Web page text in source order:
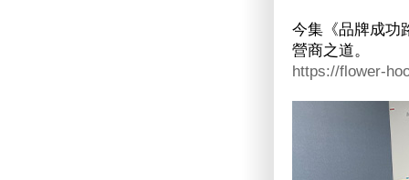
今集《品牌成功
營商之道。
https://flower-